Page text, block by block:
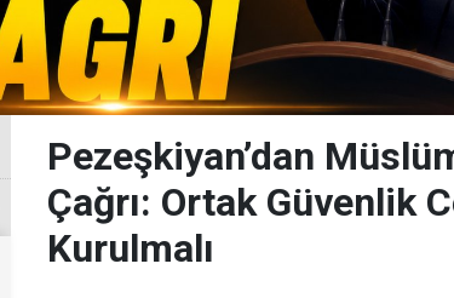
Pezeşkiyan’dan
Çağrı: Ortak Güvenlik
Kurulmalı